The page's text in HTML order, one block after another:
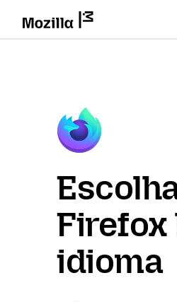
Firefox
idioma